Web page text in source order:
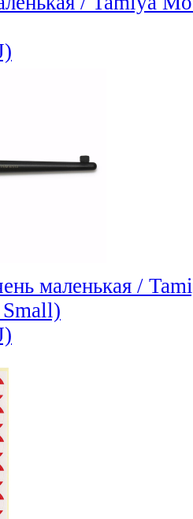
маленькая /